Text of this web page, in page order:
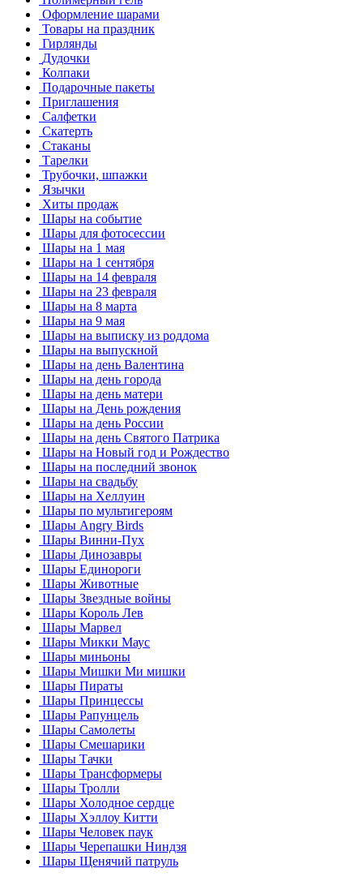
Оформление шарами
Товары на праздник
Гирлянды
Дудочки
Колпаки
Подарочные пакеты
Приглашения
Салфетки
Скатерть
Стаканы
Тарелки
Трубочки, шпажки
Язычки
Хиты продаж
Шары на событие
Шары для фотосессии
Шары на 1 мая
Шары на 1 сентября
Шары на 14 февраля
Шары на 23 февраля
Шары на 8 марта
Шары на 9 мая
Шары на выписку из роддома
Шары на выпускной
Шары на день Валентина
Шары на день города
Шары на день матери
Шары на День рождения
Шары на день России
Шары на день Святого Патрика
Шары на Новый год и Рождество
Шары на последний звонок
Шары на свадьбу
Шары на Хеллуин
Шары по мультигероям
Шары Angry Birds
Шары Винни-Пух
Шары Динозавры
Шары Единороги
Шары Животные
Шары Звездные войны
Шары Король Лев
Шары Марвел
Шары Микки Маус
Шары миньоны
Шары Мишки Ми мишки
Шары Пираты
Шары Принцессы
Шары Рапунцель
Шары Самолеты
Шары Смешарики
Шары Тачки
Шары Трансформеры
Шары Тролли
Шары Холодное сердце
Шары Хэллоу Китти
Шары Человек паук
Шары Черепашки Ниндзя
Шары Щенячий патруль